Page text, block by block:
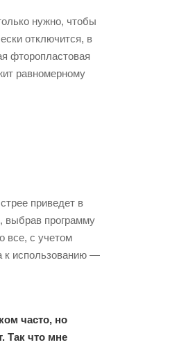
нужно, чтобы
отключится, в
фторопластовая
равномерному
приведет в
выбрав программу
все, с учетом
к использованию —
часто, но
Так что мне